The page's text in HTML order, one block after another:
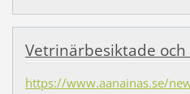
Vetrinärbesiktade och
https://www.aanainas.se/